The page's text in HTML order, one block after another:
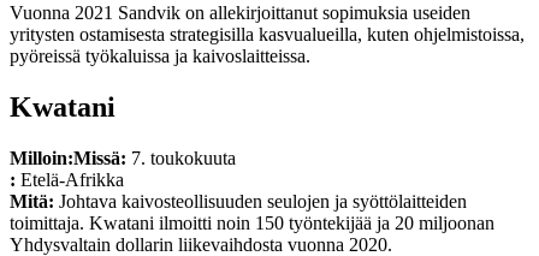
Vuonna 2021 Sandvik on allekirjoittanut sopimuksia useiden
yritysten ostamisesta strategisilla kasvualueilla, kuten ohjelmistoissa,
pyöreissä työkaluissa ja kaivoslaitteissa.
Kwatani
Milloin:Missä: 7. toukokuuta
: Etelä-Afrikka
Mitä: Johtava kaivosteollisuuden seulojen ja syöttölaitteiden
toimittaja. Kwatani ilmoitti noin 150 työntekijää ja 20 miljoonan
Yhdysvaltain dollarin liikevaihdosta vuonna 2020.